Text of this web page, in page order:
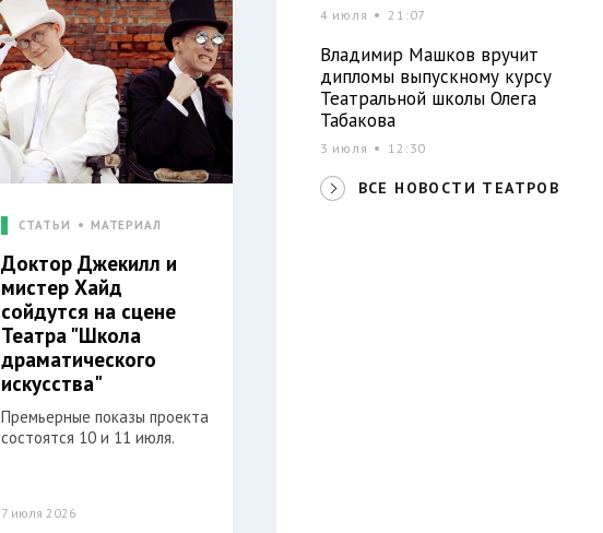
СТАТЬИ МАТЕРИАЛ
Доктор Джекилл и
мистер Хайд
сойдутся на сцене
Театра "Школа
драматического
искусства"
Премьерные показы проекта
состоятся 10 и 11 июля.
7 июля 2026
4 июля 21:07
Владимир Машков вручит
дипломы выпускному курсу
Театральной школы Олега
Табакова
3 июля 12:30
ВСЕ НОВОСТИ ТЕАТРОВ